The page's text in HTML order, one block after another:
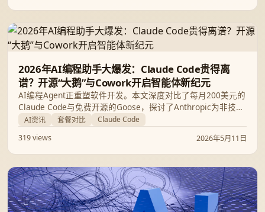
2026年AI编程助手大爆发：Claude Code贵得离
谱？开源“大鹅”与Cowork开启智能体新纪元
AI编程Agent正重塑软件开发。本文深度对比了每月200美元的
Claude Code与免费开源的Goose，探讨了Anthropic为非技术
人员推出的Cowork办公助手，以及开源模型NousCoder如何
在4天内完成人类2年的进阶。
AI资讯 套餐对比
Claude Code
319 views
2026年5月11日